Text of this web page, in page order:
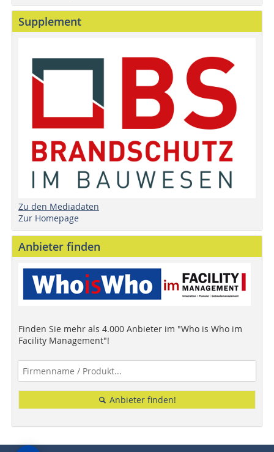
Supplement
Zu den Mediadaten
Zur Homepage
Anbieter finden
Finden Sie mehr als 4.000 Anbieter im "Who is Who im
Facility Management"!
Anbieter finden!